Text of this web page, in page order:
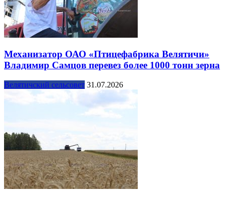
Механизатор ОАО «Птицефабрика Велятичи»
Владимир Самцов перевез более 1000 тонн зерна
Велятичский сельсовет 31.07.2026